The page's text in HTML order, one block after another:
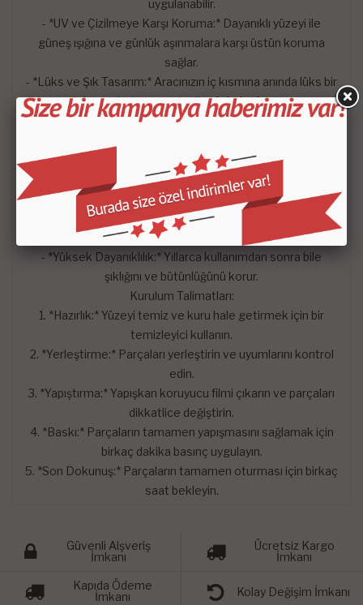
uygulanabilir.
- *UV ve Çizilmeye Karşı Koruma:* Dayanıklı yüzeyi ile
güneş ışığına ve günlük aşınmalara karşı üstün koruma
sağlar.
- *Lüks ve Şık Tasarım:* Aracınızın iç kısmına anında lüks bir
dokunuş katar ve estetik görünümü artırır.
Faydalar:
görünüm kazandırır.
- *Koruma:* Orijinal gösterge paneli yüzeyini koruyarak
uzun ömürlü kullanım sağlar.
- *Kolay Bakım:* Kolay temizlenebilen yüzeyi sayesinde
bakım gerektirmez.
- *Yüksek Dayanıklılık:* Yıllarca kullanımdan sonra bile
şıklığını ve bütünlüğünü korur.
Kurulum Talimatları:
1. *Hazırlık:* Yüzeyi temiz ve kuru hale getirmek için bir
temizleyici kullanın.
2. *Yerleştirme:* Parçaları yerleştirin ve uyumlarını kontrol
edin.
3. *Yapıştırma:* Yapışkan koruyucu filmi çıkarın ve parçaları
dikkatlice değiştirin.
4. *Baskı:* Parçaların tamamen yapışmasını sağlamak için
birkaç dakika basınç uygulayın.
5. *Son Dokunuş:* Parçaların tamamen oturması için birkaç
saat bekleyin.
Güvenli Alşveriş
İmkanı
Ücretsiz Kargo
İmkanı
Kapıda Ödeme
İmkanı
Kolay Değişim İmkanı